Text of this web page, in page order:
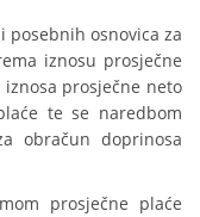
osnovica za
iznosu prosječne
prosječne neto
te se naredbom
obračun doprinosa
prosječne plaće